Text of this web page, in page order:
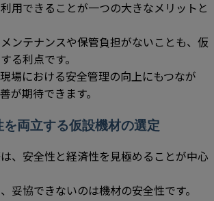
用できることが一つの大きなメリットと
ンテナンスや保管負担がないことも、仮
る利点です。
場における安全管理の向上にもつなが
が期待できます。
両立する仮設機材の選定
、安全性と経済性を見極めることが中心
妥協できないのは機材の安全性です。